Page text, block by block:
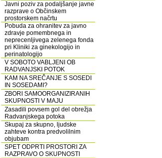
Javni poziv za podaljšanje javne
razprave o Občinskem
prostorskem načrtu
Pobuda za ohranitev za javno
zdravje pomembnega in
neprecenljivega zelenega fonda
pri Kliniki za ginekologijo in
perinatologijo
V SOBOTO VABLJENI OB
RADVANJSKI POTOK
KAM NA SREČANJE S SOSEDI
IN SOSEDAMI?
ZBORI SAMOORGANIZIRANIH
SKUPNOSTI V MAJU
Zasadili povsem gol del obrežja
Radvanjskega potoka
Skupaj za skupno, ljudske
zahteve kontra predvolilnim
objubam
SPET ODPRTI PROSTORI ZA
RAZPRAVO O SKUPNOSTI